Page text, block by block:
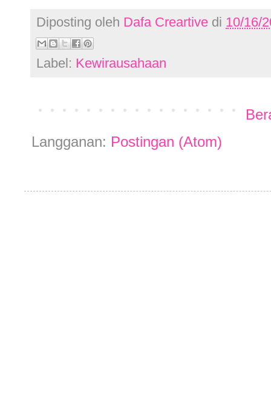
Diposting oleh Dafa Creartive di 10/16/
Label: Kewirausahaan
Langganan: Postingan (Atom)